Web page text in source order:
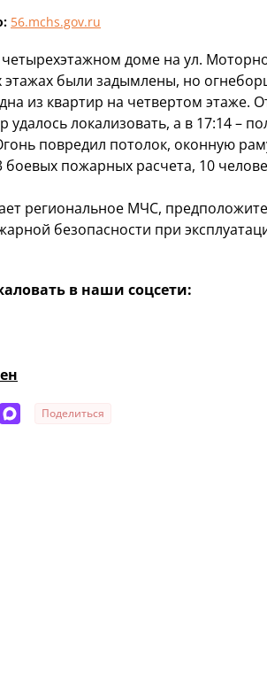
56.mchs.gov.ru
доме на ул.
этажах были задымлены, но
из квартир на четвертом этаже.
удалось локализовать, а в 17:14 –
повредил потолок, оконную
боевых пожарных расчета, 10
региональное МЧС,
безопасности при
в наши соцсети:
Поделиться